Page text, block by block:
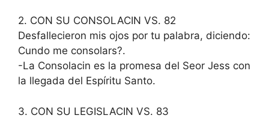
2. CON SU CONSOLACIN VS. 82
Desfallecieron mis ojos por tu palabra, diciendo:
Cundo me consolars?.
-La Consolacin es la promesa del Seor Jess con
la llegada del Espíritu Santo.
3. CON SU LEGISLACIN VS. 83